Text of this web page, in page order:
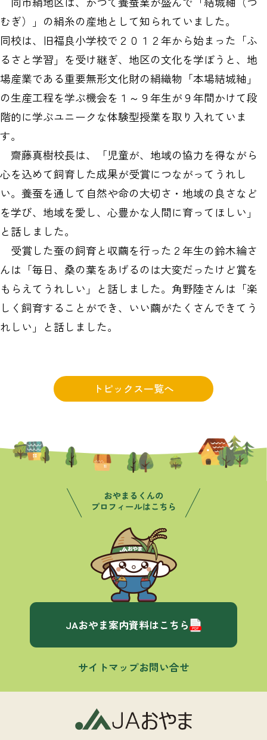
むぎ）」の絹糸の産地として知られていました。
同校は、旧福良小学校で２０１２年から始まった「ふ
るさと学習」を受け継ぎ、地区の文化を学ぼうと、地
場産業である重要無形文化財の絹織物「本場結城紬」
の生産工程を学ぶ機会を１～９年生が９年間かけて段
階的に学ぶユニークな体験型授業を取り入れていま
す。
齋藤真樹校長は、「児童が、地域の協力を得ながら
心を込めて飼育した成果が受賞につながってうれし
い。養蚕を通して自然や命の大切さ・地域の良さなど
を学び、地域を愛し、心豊かな人間に育ってほしい」
と話しました。
受賞した蚕の飼育と収繭を行った２年生の鈴木綸さ
んは「毎日、桑の葉をあげるのは大変だったけど賞を
もらえてうれしい」と話しました。角野陸さんは「楽
しく飼育することができ、いい繭がたくさんできてう
れしい」と話しました。
トピックス一覧へ
JAおやま案内資料はこちら
サイトマップお問い合せ